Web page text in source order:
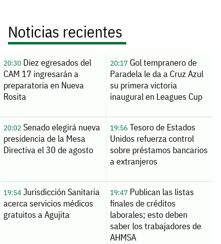
Noticias recientes
20:30Diez egresados del
CAM 17 ingresarán a
preparatoria en Nueva
Rosita
20:17Gol tempranero de
Paradela le da a Cruz Azul
su primera victoria
inaugural en Leagues Cup
20:02Senado elegirá nueva
presidencia de la Mesa
Directiva el 30 de agosto
19:56Tesoro de Estados
Unidos refuerza control
sobre préstamos bancarios
a extranjeros
19:54Jurisdicción Sanitaria
acerca servicios médicos
gratuitos a Agujita
19:47Publican las listas
finales de créditos
laborales; esto deben
saber los trabajadores de
AHMSA